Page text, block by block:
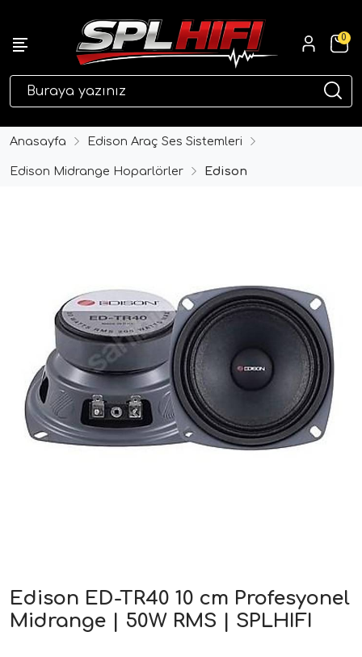
0
Anasayfa Edison Araç Ses Sistemleri
Edison Midrange Hoparlörler Edison
Edison ED-TR40 10 cm Profesyonel
Midrange | 50W RMS | SPLHIFI